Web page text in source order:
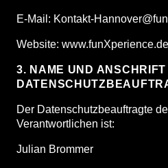
E-Mail: Kontakt-
Website:
3. NAME UND ANSCHRIFT
Der Datenschutzbeauftragte
Verantwortlichen ist:
Julian Brommer